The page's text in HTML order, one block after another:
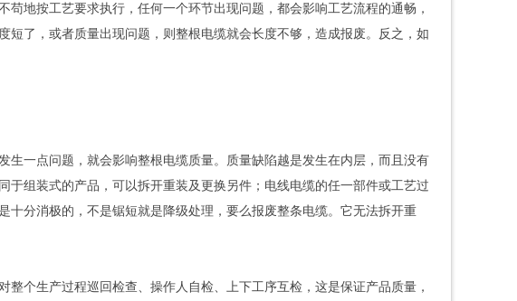
地按工艺要求执行，任何一个环节出现问题，都会影响工艺流程的通畅，
了，或者质量出现问题，则整根电缆就会长度不够，造成报废。反之，如
一点问题，就会影响整根电缆质量。质量缺陷越是发生在内层，而且没有
组装式的产品，可以拆开重装及更换另件；电线电缆的任一部件或工艺过
分消极的，不是锯短就是降级处理，要么报废整条电缆。它无法拆开重
个生产过程巡回检查、操作人自检、上下工序互检，这是保证产品质量，